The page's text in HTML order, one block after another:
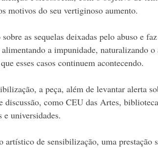
motivos do seu vertiginoso aumento.
as sequelas deixadas pelo abuso e
a impunidade, naturalizando o
esses casos continuem acontecendo.
a peça, além de levantar alerta
discussão, como CEU das Artes,
universidades.
de sensibilização, uma prestação